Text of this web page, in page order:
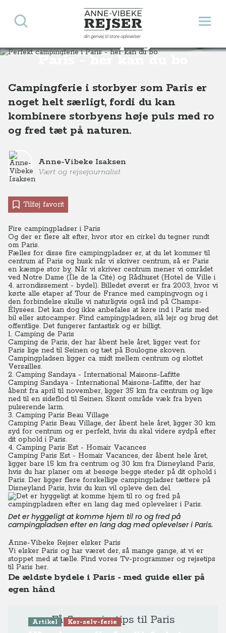
Anne-Vibeke Rejser
din genvej til store oplevelser
Åbn
Søg
Perfekt campingferie i
Paris - her kan du bo
Destinationer Europa Frankrig Paris Perfekt campingferie i Paris - her kan du bo
Campingferie i storbyer som Paris er
noget helt særligt, fordi du kan
kombinere storbyens høje puls med ro
og fred tæt på naturen.
Anne-Vibeke Isaksen
Vært og rejsejournalist
Tilføj favorit
Fire campingpladser i Paris
Og der er flere alt efter, hvor stor en cirkel du tegner rundt
om Paris.
Fælles for disse fire campingpladser er, at du let kommer til
centrum af Paris og husk når vi skriver centrum, så er Paris
en kæmpe stor by. Når vi skriver centrum mener vi området
ved Notre Dame (Île de la Cité) og Rådhuset (Hotel de Ville i
4. arrondissement - bydel). Billedet øverst er fra 2003, hvor vi
kørte alle etaper af Tour de France med campingvogn og i
den forbindelse skulle vi naturligvis også ind på Champs-
Élysées. Det kan dog ikke anbefales at køre ind i Paris med
bil eller autocamper. Find campingpladsen, slå lejr og brug det
offentlige. Det fungerer fantastisk og er billigt.
1. Camping de Paris
Camping de Paris, der har åbent hele året, ligger vest for
Paris lige ned til Seinen og tæt på Boulogne skoven.
Campingpladsen ligger ca. midt mellem centrum og slottet
Versailles.
2. Camping Sandaya - International Maisons-Lafitte
Camping Sandaya - International Maisons-Lafitte, der har
åbent fra april til november, ligger 35 km fra centrum og lige
ned til en sideflod til Seinen. Skønt område væk fra byen
pulserende larm.
3. Camping Paris Beau Village
Camping Paris Beau Village, der åbent hele året, ligger 30 km
syd for centrum og er perfekt, hvis du skal videre sydpå efter
dit ophold i Paris.
4. Camping Paris Est - Homair Vacances
Camping Paris Est - Homair Vacances, der åbent hele året,
ligger bare 15 km fra centrum og 30 km fra Disneyland Paris,
hvis du har planer om at besøge begge steder på dit ophold i
Paris. Der ligger flere forskellige campingpladser tættere på
Disneyland Paris, hvis du kun vil opleve den del.
Det er hyggeligt at komme hjem til ro og fred på
campingpladsen efter en lang dag med oplevelser i Paris.
Anne-Vibeke Rejser elsker Paris
Vi elsker Paris og har været der, så mange gange, at vi er
stoppet med at tælle. Find vores Tv-programmer og rejsetips
til Paris her.
De ældste bydele i Paris - med guide eller på
egen hånd
Få flere rejsetips til Paris
Artikel Kør-selv-ferie